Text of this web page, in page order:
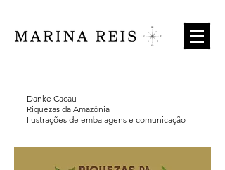
Danke Cacau
Riquezas da Amazônia
Ilustrações de embalagens e comunicação